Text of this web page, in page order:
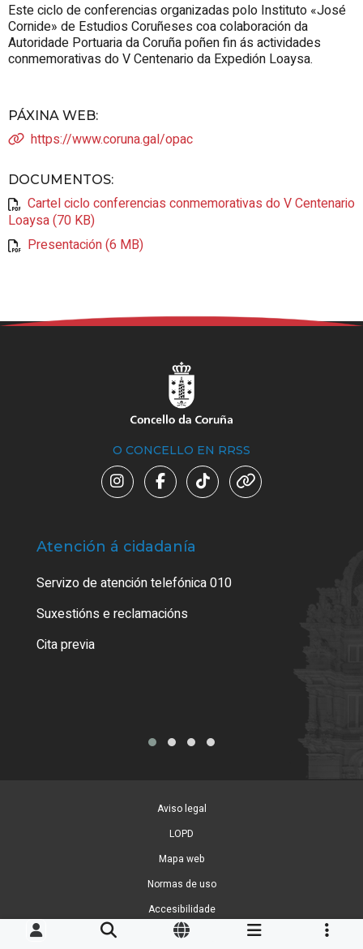
Este ciclo de conferencias organizadas polo Instituto «José
Cornide» de Estudios Coruñeses coa colaboración da
Autoridade Portuaria da Coruña poñen fin ás actividades
conmemorativas do V Centenario da Expedión Loaysa.
PÁXINA WEB:
https://www.coruna.gal/opac
DOCUMENTOS:
Cartel ciclo conferencias conmemorativas do V Centenario
Loaysa (70 KB)
Presentación (6 MB)
O CONCELLO EN RRSS
Atención á cidadanía
Servizo de atención telefónica 010
Suxestións e reclamacións
Cita previa
Aviso legal
LOPD
Mapa web
Normas de uso
Accesibilidade
Xestión de cookies